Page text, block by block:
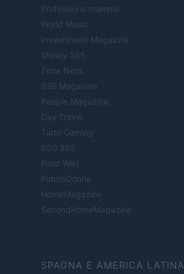
Professione mamma
World Music
Investimenti Magazine
Money 365
Zona Nerd
B2B Magazine
People Magazine
Day Travel
Tutto Gaming
ESG 365
Food Wiki
FuturoDonna
HomeMagazine
SecondHomeMagazine
SPAGNA E AMERICA LATINA